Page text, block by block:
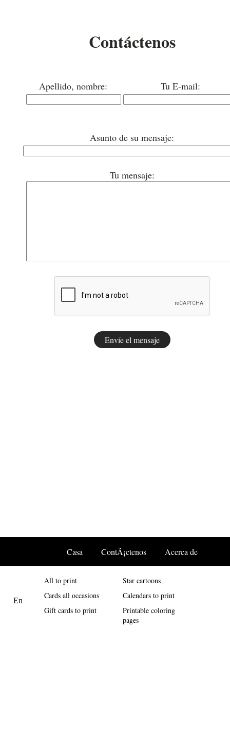
Contáctenos
Apellido, nombre: Tu E-mail:
Asunto de su mensaje:
Tu mensaje:
Casa ContÃ¡ctenos Acerca de
All to print
Cards all occasions
Gift cards to print
Star cartoons
Calendars to print
Printable coloring
pages